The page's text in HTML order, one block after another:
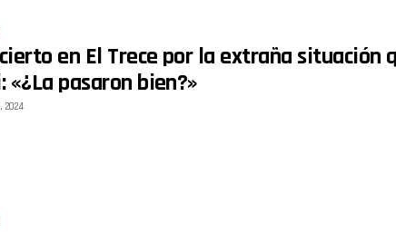
en El Trece por la extraña situación
pasaron bien?»
2024